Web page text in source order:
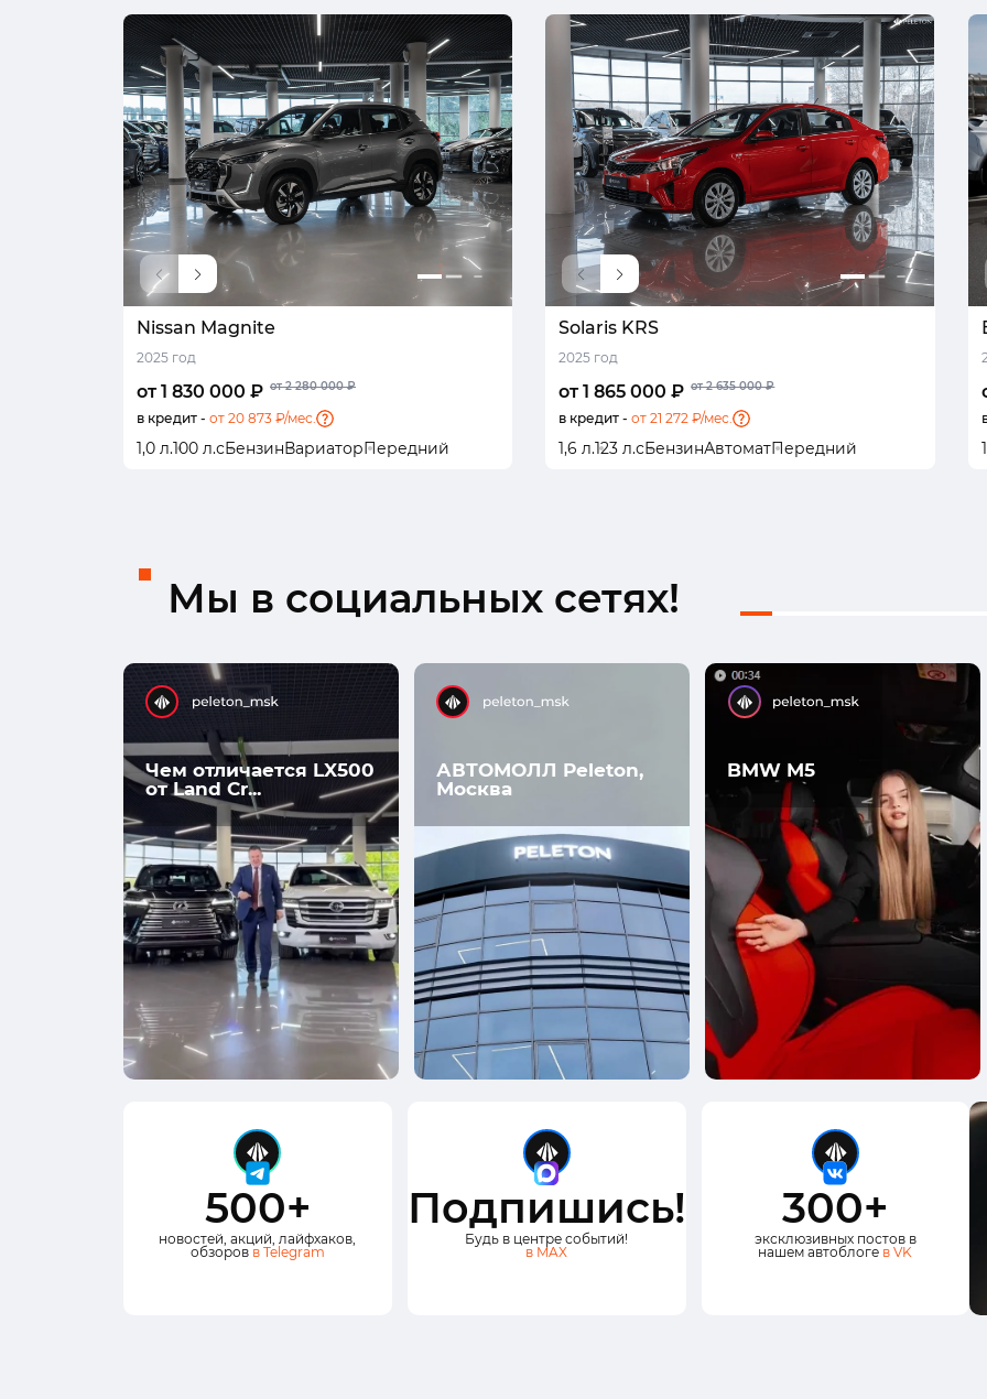
Nissan Magnite
2025 год
от 1 830 000 ₽ от 2 280 000 ₽
в кредит - от 20 873 ₽/мес.
1,0 л.100 л.сБензинВариаторПередний
Solaris KRS
2025 год
от 1 865 000 ₽ от 2 635 000 ₽
в кредит - от 21 272 ₽/мес.
1,6 л.123 л.сБензинАвтоматПередний
Мы в социальных сетях!
Чем отличается LX500
от Land Cr...
АВТОМОЛЛ Peleton,
Москва
BMW M5
500+
новостей, акций, лайфхаков,
обзоров в Telegram
Подпишись!
Будь в центре событий!
в MAX
300+
эксклюзивных постов в
нашем автоблоге в VK